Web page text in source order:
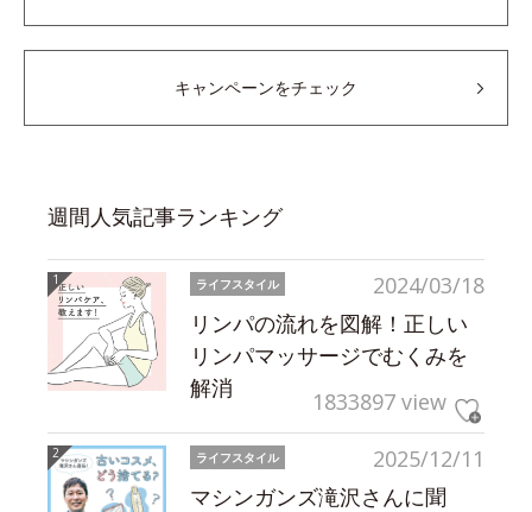
キャンペーンをチェック
週間人気記事ランキング
2024/03/18
ライフスタイル
リンパの流れを図解！正しい
リンパマッサージでむくみを
解消
1833897 view
2025/12/11
ライフスタイル
マシンガンズ滝沢さんに聞